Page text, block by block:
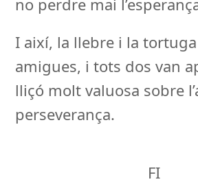
no perdre mai
I així, la llebre i la
amigues, i tots dos van
lliçó molt valuosa sobre
perseverança.
FI